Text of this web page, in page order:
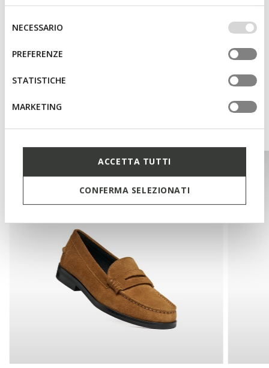
base dei tuoi gusti ed interessi. Selezionando
IMPOSTAZIONI potrai anche scegliere quali cookies ed
altri strumenti di tracciamento autorizzare. Per maggiori
informazioni o per modificare in qualsiasi momento le
tue impostazioni, visita la nostra
del
consenso
NECESSARIO
PREFERENZE
STATISTICHE
MARKETING
ACCETTA TUTTI
CONFERMA SELEZIONATI
Materials
You may also like